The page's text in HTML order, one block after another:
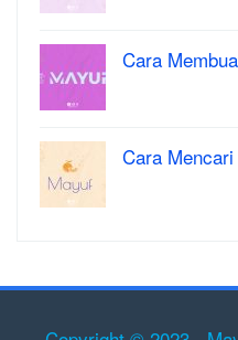
Cara
Cara